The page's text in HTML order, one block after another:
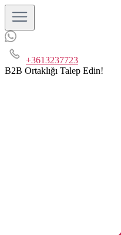
+3613237723
B2B Ortaklığı Talep Edin!